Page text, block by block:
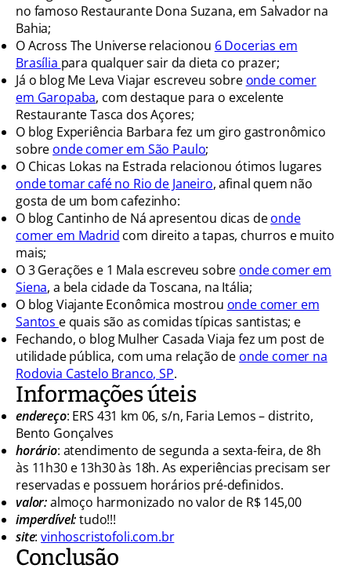
no famoso Restaurante Dona Suzana, em Salvador na
Bahia;
O Across The Universe relacionou 6 Docerias em
Brasília para qualquer sair da dieta co prazer;
Já o blog Me Leva Viajar escreveu sobre onde comer
em Garopaba, com destaque para o excelente
Restaurante Tasca dos Açores;
O blog Experiência Barbara fez um giro gastronômico
sobre onde comer em São Paulo;
O Chicas Lokas na Estrada relacionou ótimos lugares
onde tomar café no Rio de Janeiro, afinal quem não
gosta de um bom cafezinho:
O blog Cantinho de Ná apresentou dicas deonde
comer em Madrid com direito a tapas, churros e muito
mais;
O 3 Gerações e 1 Mala escreveu sobre onde comer em
Siena, a bela cidade da Toscana, na Itália;
O blog Viajante Econômica mostrou onde comer em
Santos e quais são as comidas típicas santistas; e
Fechando, o blog Mulher Casada Viaja fez um post de
utilidade pública, com uma relação de onde comer na
Rodovia Castelo Branco, SP.
Informações úteis
endereço: ERS 431 km 06, s/n, Faria Lemos – distrito,
Bento Gonçalves
horário: atendimento de segunda a sexta-feira, de 8h
às 11h30 e 13h30 às 18h. As experiências precisam ser
reservadas e possuem horários pré-definidos.
valor:almoço harmonizado no valor de R$ 145,00
imperdível:tudo!!!
site:vinhoscristofoli.com.br
Conclusão